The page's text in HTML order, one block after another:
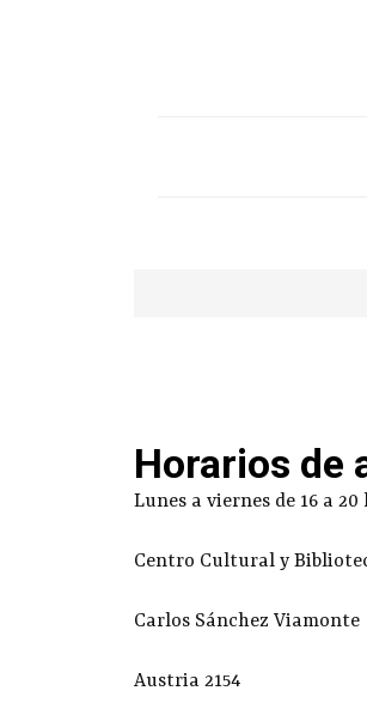
Horarios de
Lunes a viernes de 16 a 20
Centro Cultural y
Carlos Sánchez Viamonte
Austria 2154